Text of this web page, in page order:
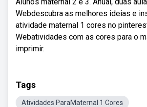
Webdescubra as melhores ideias e
atividade maternal 1 cores no
Webatividades com as cores para o
imprimir.
Tags
Atividades ParaMaternal 1 Cores